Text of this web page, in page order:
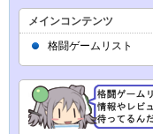
メインコンテンツ
格闘ゲームリスト